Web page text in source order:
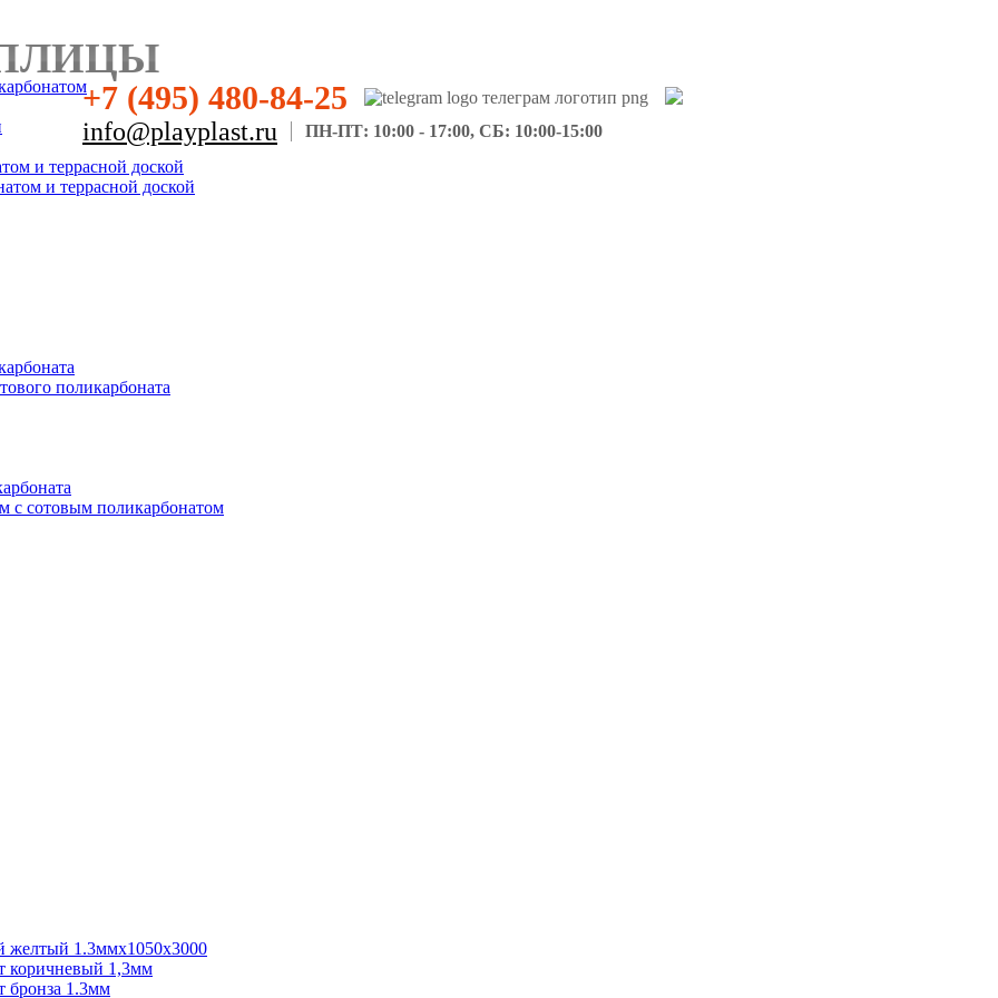
+7 (495) 480-84-25
info@playplast.ru ПН-ПТ: 10:00 - 17:00, СБ: 10:00-15:00
и террасной доской
и террасной доской
поликарбоната
с сотовым поликарбонатом
желтый 1.3ммх1050х3000
коричневый 1,3мм
бронза 1.3мм